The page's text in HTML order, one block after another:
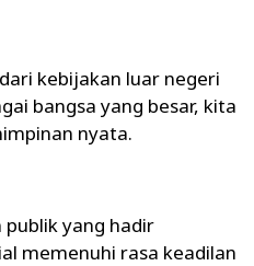
kebijakan luar negeri
bangsa yang besar, kita
nyata.
yang hadir
memenuhi rasa keadilan